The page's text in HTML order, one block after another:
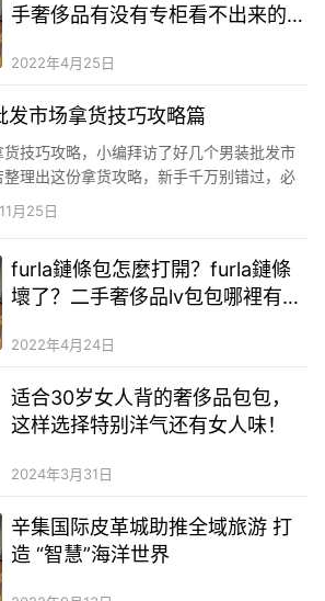
手奢侈品有没有专柜看不出来的？
2022年4月25日
发市场拿货技巧攻略篇
技巧攻略，小编拜访了好几个男装批发市
理出这份拿货攻略，新手千万别错过，必
站—搜档网（客服微信dangkou66）上面可
、深圳、东莞等全国服装批发市场全部档
月25日
furla鏈條包怎麼打開？furla鏈條
壞了？二手奢侈品lv包包哪裡有回
2022年4月24日
适合30岁女人背的奢侈品包包，
这样选择特别洋气还有女人味！
2024年3月31日
辛集国际皮革城助推全域旅游 打
造 “智慧”海洋世界